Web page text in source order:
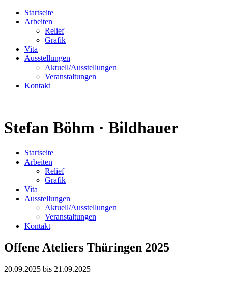
Startseite
Arbeiten
Relief
Grafik
Vita
Ausstellungen
Aktuell/Ausstellungen
Veranstaltungen
Kontakt
Stefan Böhm · Bildhauer
Startseite
Arbeiten
Relief
Grafik
Vita
Ausstellungen
Aktuell/Ausstellungen
Veranstaltungen
Kontakt
Offene Ateliers Thüringen 2025
20.09.2025 bis 21.09.2025